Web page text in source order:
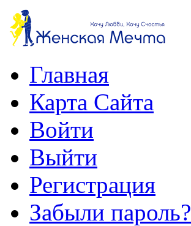
Главная
Карта Сайта
Войти
Выйти
Регистрация
Забыли пароль?